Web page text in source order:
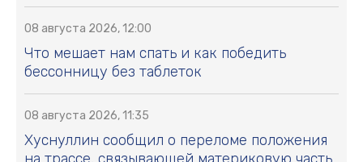
08 августа 2026, 12:00
Что мешает нам спать и как победить
бессонницу без таблеток
08 августа 2026, 11:35
Хуснуллин сообщил о переломе положения